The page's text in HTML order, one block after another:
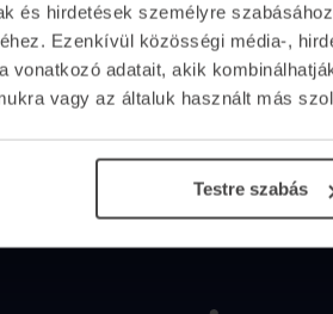
és hirdetések személyre
Ezenkívül közösségi média-,
vonatkozó adatait, akik
vagy az általuk használt más
Testre szabás
Közvetítőknek
Belépés
Fizetési lehetőségek